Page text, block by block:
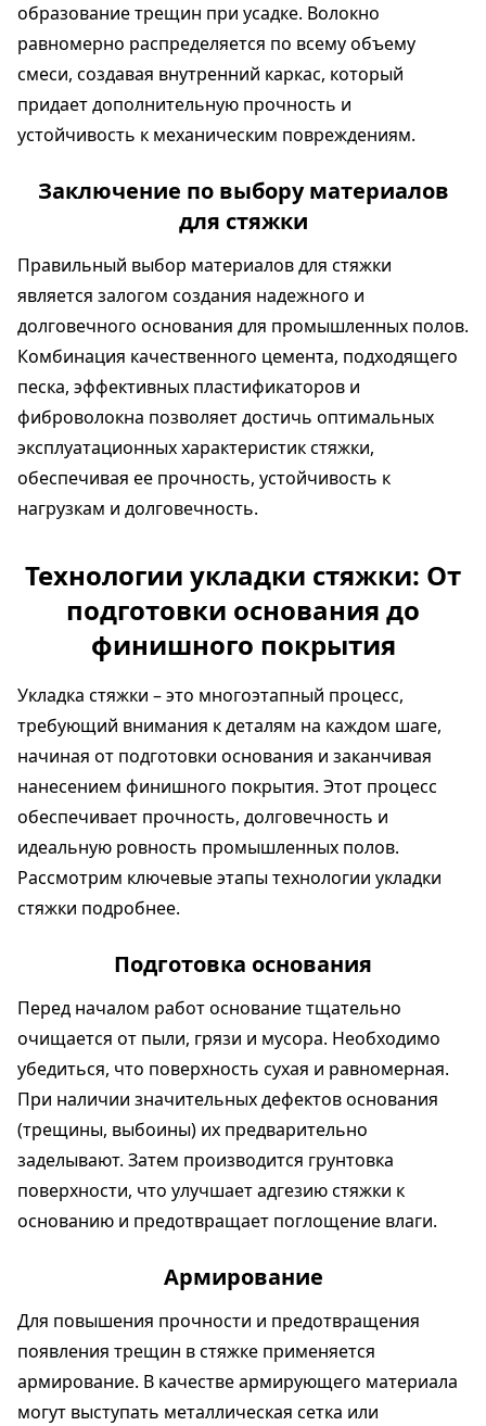
образование трещин при усадке. Волокно
равномерно распределяется по всему объему
смеси, создавая внутренний каркас, который
придает дополнительную прочность и
устойчивость к механическим повреждениям.
Заключение по выбору материалов
для стяжки
Правильный выбор материалов для стяжки
является залогом создания надежного и
долговечного основания для промышленных полов.
Комбинация качественного цемента, подходящего
песка, эффективных пластификаторов и
фиброволокна позволяет достичь оптимальных
эксплуатационных характеристик стяжки,
обеспечивая ее прочность, устойчивость к
нагрузкам и долговечность.
Технологии укладки стяжки: От
подготовки основания до
финишного покрытия
Укладка стяжки – это многоэтапный процесс,
требующий внимания к деталям на каждом шаге,
начиная от подготовки основания и заканчивая
нанесением финишного покрытия. Этот процесс
обеспечивает прочность, долговечность и
идеальную ровность промышленных полов.
Рассмотрим ключевые этапы технологии укладки
стяжки подробнее.
Подготовка основания
Перед началом работ основание тщательно
очищается от пыли, грязи и мусора. Необходимо
убедиться, что поверхность сухая и равномерная.
При наличии значительных дефектов основания
(трещины, выбоины) их предварительно
заделывают. Затем производится грунтовка
поверхности, что улучшает адгезию стяжки к
основанию и предотвращает поглощение влаги.
Армирование
Для повышения прочности и предотвращения
появления трещин в стяжке применяется
армирование. В качестве армирующего материала
могут выступать металлическая сетка или